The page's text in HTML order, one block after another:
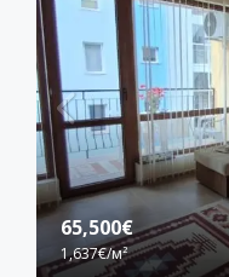
65,500€
1,637€/м²